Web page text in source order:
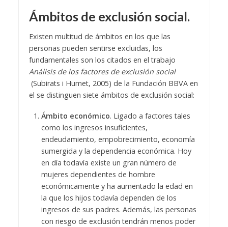
Ámbitos de exclusión social.
Existen multitud de ámbitos en los que las
personas pueden sentirse excluidas, los
fundamentales son los citados en el trabajo
Análisis de los factores de exclusión social
(Subirats i Humet, 2005) de la Fundación BBVA en
el se distinguen siete ámbitos de exclusión social:
Ámbito económico. Ligado a factores tales
como los ingresos insuficientes,
endeudamiento, empobrecimiento, economía
sumergida y la dependencia económica. Hoy
en día todavía existe un gran número de
mujeres dependientes de hombre
económicamente y ha aumentado la edad en
la que los hijos todavía dependen de los
ingresos de sus padres. Además, las personas
con riesgo de exclusión tendrán menos poder